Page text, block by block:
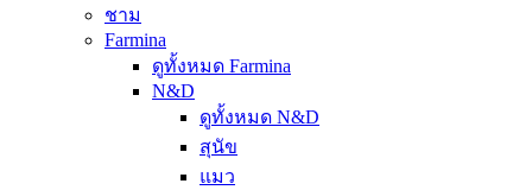
ชาม
Farmina
ดูทั้งหมด Farmina
N&D
ดูทั้งหมด N&D
สุนัข
แมว